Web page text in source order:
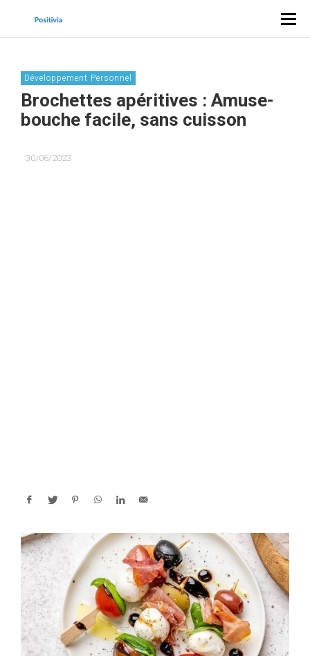
Développement Personnel
Brochettes apéritives : Amuse-
bouche facile, sans cuisson
30/06/2023